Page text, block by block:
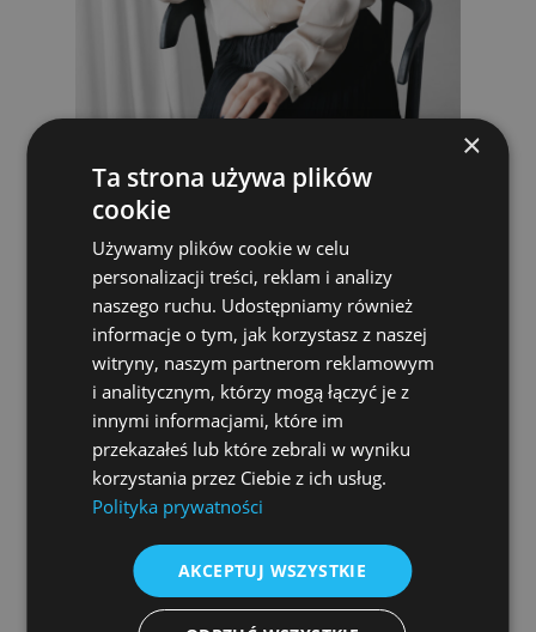
Udzielam pomocy psychologicznej i
psychoterapeutycznej dla osób zmagających się
z między innymi z niskim poczuciem własnej
wartości, obniżonym nastrojem,
zaburzeniami lękowymi, zaburzeniami odżywiania,
doświadczeniem straty oraz problemami
relacyjnymi. Swoją pomoc adresuję głównie do
młodzieży od 13 roku życia oraz osób dorosłych.
Ukończyłam Uniwersytet Humanistycznospołeczny
SWPS w
Katowicach na kierunku Psychologia oraz kurs I
stopnia Terapii Skoncentrowanej na Rozwiązaniach
trakcie czteroletniej Szkoły Psychoterapii
Poznawczo-Behawioralnej Tercognitiva w
Krakowie.
×
Ta strona używa plików
cookie
Używamy plików cookie w celu
personalizacji treści, reklam i analizy
naszego ruchu. Udostępniamy również
informacje o tym, jak korzystasz z naszej
witryny, naszym partnerom reklamowym
i analitycznym, którzy mogą łączyć je z
innymi informacjami, które im
przekazałeś lub które zebrali w wyniku
korzystania przez Ciebie z ich usług.
Polityka prywatności
AKCEPTUJ WSZYSTKIE